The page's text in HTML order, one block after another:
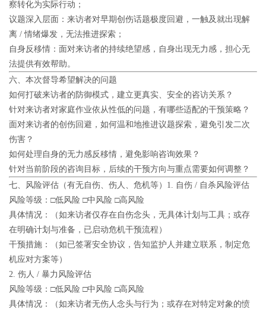
察转化为实际行动；
议题深入层面 ：来访者对早期创伤话题极度回避，一触及就出现解
离 / 情绪爆发，无法推进探索；
自身反移情 ：面对来访者的持续绝望感，自身出现无力感，担心无
法提供有效帮助。
六、本次督导希望解决的问题
如何打破来访者的防御模式，建立更真实、安全的咨访关系？
针对来访者对家庭作业依从性低的问题，有哪些适配的干预策略？
面对来访者的创伤回避，如何温和地推进议题探索，避免引发二次
伤害？
如何处理自身的无力感反移情，避免影响咨询效果？
针对当前阶段的咨询目标，后续的干预方向与重点需要如何调整？
七、风险评估（有无自伤、伤人、危机等） 1. 自伤 / 自杀风险评估
风险等级：□低风险 □中风险 □高风险
具体情况：（如来访者仅存在自伤念头，无具体计划与工具；或存
在明确计划与准备，已启动危机干预流程）
干预措施：（如已签署安全协议，告知监护人并建立联系，制定危
机应对方案等）
2. 伤人 / 暴力风险评估
风险等级：□低风险 □中风险 □高风险
具体情况：（如来访者无伤人念头与行为；或存在对特定对象的愤